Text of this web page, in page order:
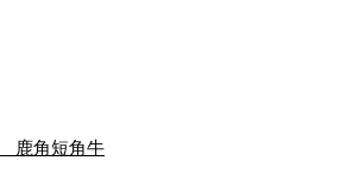
鹿角短角牛